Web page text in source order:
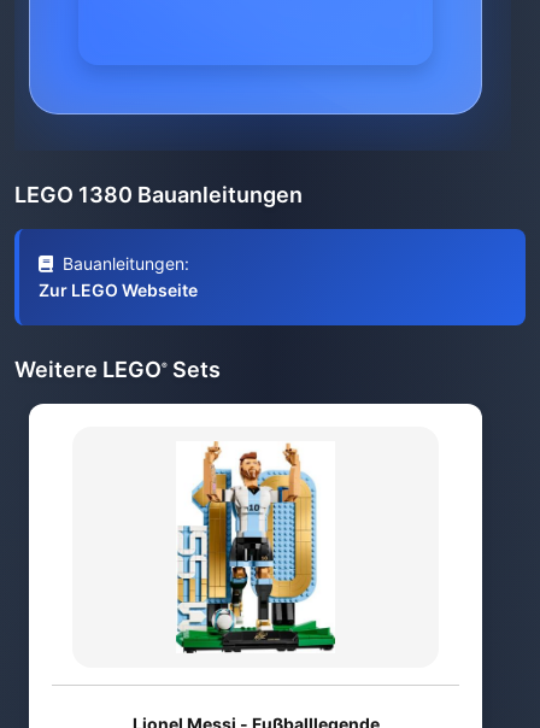
LEGO 1380 Bauanleitungen
Bauanleitungen:
Zur LEGO Webseite
Weitere LEGO® Sets
Lionel Messi - Fußballlegende